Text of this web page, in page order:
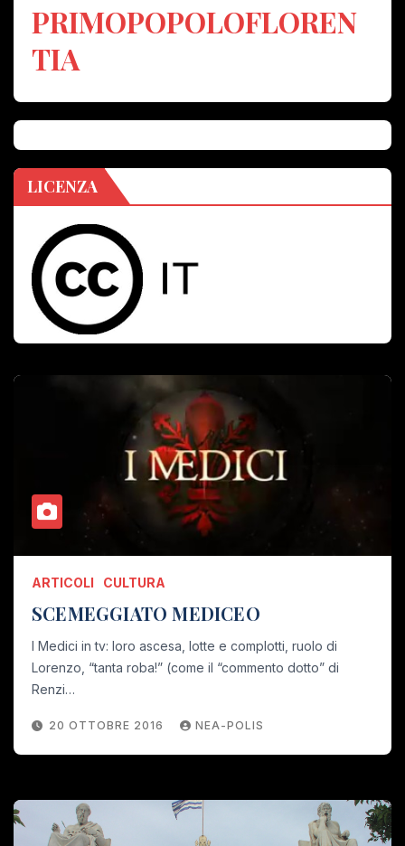
PRIMOPOPOLOFLOREN
TIA
LICENZA
ARTICOLI CULTURA
SCEMEGGIATO MEDICEO
I Medici in tv: loro ascesa, lotte e complotti, ruolo di
Lorenzo, “tanta roba!” (come il “commento dotto” di
Renzi…
20 OTTOBRE 2016 NEA-POLIS